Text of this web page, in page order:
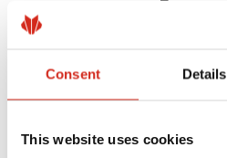
Consent Details
This website uses cookies